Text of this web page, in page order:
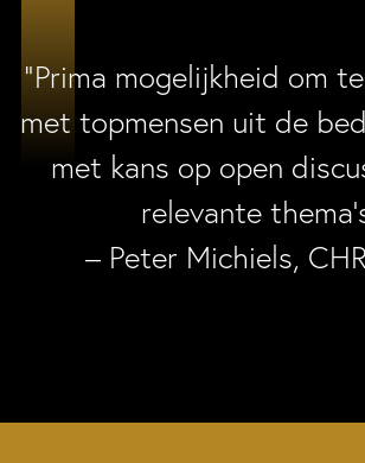
“Prima mogelijkheid om
met topmensen uit de
met kans op open
relevante
– Peter Michiels,